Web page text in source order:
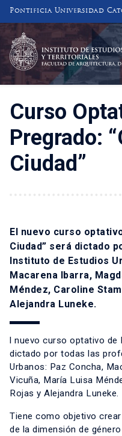
Pontificia Universidad
INSTITUTO DE
Y TERRITORIALES
FACULTAD DE
Curso
Pregrado:
Ciudad”
El nuevo curso
Ciudad” será dictado
Instituto de Estudios
Macarena Ibarra,
Méndez, Caroline
Alejandra Luneke.
l nuevo curso optativo de
dictado por todas las
Urbanos: Paz Concha,
Vicuña, María Luisa
Rojas y Alejandra Luneke.
Tiene como objetivo
de la dimensión de